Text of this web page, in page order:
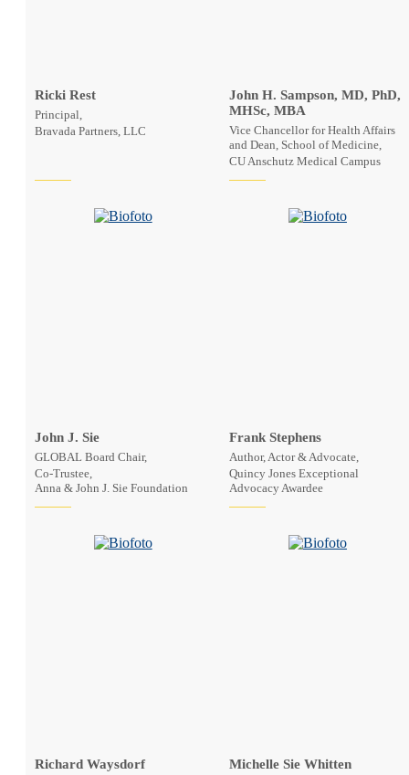
Ricki Rest
Principal,
Bravada Partners, LLC
John H. Sampson, MD, PhD,
MHSc, MBA
Vice Chancellor for Health Affairs
and Dean, School of Medicine,
CU Anschutz Medical Campus
John J. Sie
GLOBAL Board Chair,
Co-Trustee,
Anna & John J. Sie Foundation
Frank Stephens
Author, Actor & Advocate,
Quincy Jones Exceptional
Advocacy Awardee
Richard Waysdorf Michelle Sie Whitten